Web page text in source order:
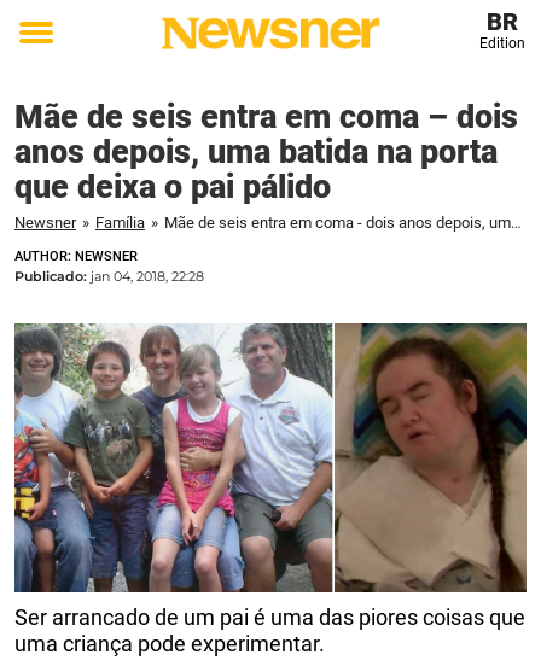
Toggle
BR
Edition
Mãe de seis entra em coma – dois
anos depois, uma batida na porta
que deixa o pai pálido
Newsner » Família » Mãe de seis entra em coma - dois anos depois, uma batida na porta que deixa o pai pálido
AUTHOR: NEWSNER
Publicado: jan 04, 2018, 22:28
Ser arrancado de um pai é uma das piores coisas que
uma criança pode experimentar.